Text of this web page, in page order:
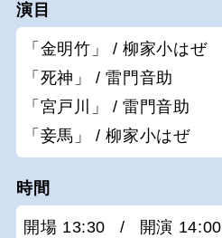
演目
「金明竹」 / 柳家小はぜ
「死神」 / 雷門音助
「宮戸川」 / 雷門音助
「妾馬」 / 柳家小はぜ
時間
開場 13:30 / 開演 14:00